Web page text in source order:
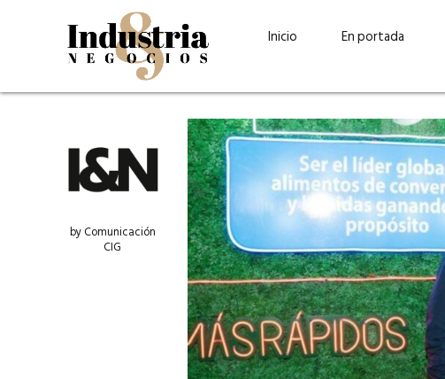
Inicio En portada
Guatehuevo: medio siglo
produciendo la proteína
más accesible para los
“La sostenibilidad está en
el centro de Cervecería
Ambev Guatemala» –
Ricardo Urteaga
by Comunicación
CIG